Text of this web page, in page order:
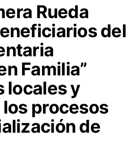
Rueda
del
Familia”
locales y
procesos
de